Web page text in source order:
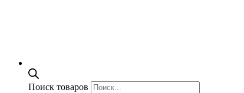
Поиск товаров